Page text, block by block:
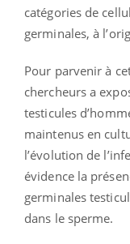
catégories de
germinales, à
Pour parvenir à
chercheurs a
testicules
maintenus en
l’évolution de
évidence la
germinales
dans le sperme.